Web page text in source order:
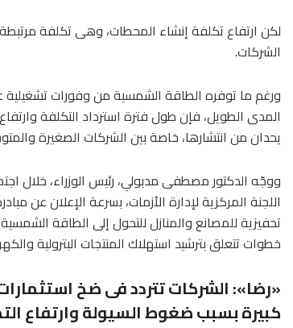
لكن ارتفاع تكلفة إنشاء المحطات، وهى تكلفة مرتبطة
الشركات.
ورغم ما توفره الطاقة الشمسية من وفورات تشغيلية
المدى الطويل، فإن طول فترة استرداد التكلفة
يحدان من انتشارها، خاصة بين الشركات الصغيرة
ووجّه الدكتور مصطفى مدبولي، رئيس الوزراء، خلال
اللجنة المركزية لإدارة الأزمات، بسرعة الإعلان عن
تحفيزية للمصانع والمنازل للتحول إلى الطاقة
خطوات تتعلق بترشيد استهلاك المنتجات البترولية
«رضا»: الشركات تتردد فى ضخ
كبيرة بسبب ضغوط السيولة وارتفاع